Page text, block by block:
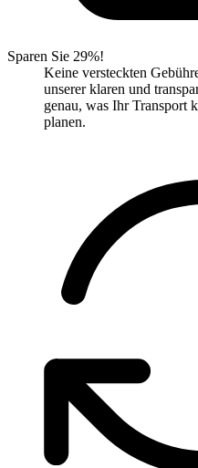
Sparen Sie 29%!
Keine versteckten
unserer klaren und
genau, was Ihr Transport
planen.